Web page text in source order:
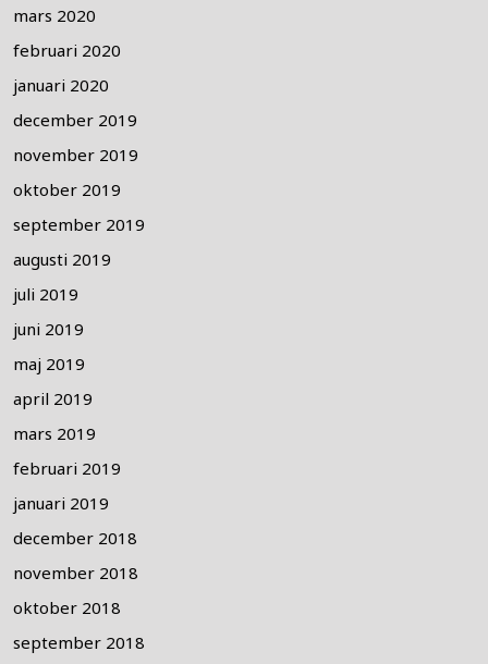
mars 2020
februari 2020
januari 2020
december 2019
november 2019
oktober 2019
september 2019
augusti 2019
juli 2019
juni 2019
maj 2019
april 2019
mars 2019
februari 2019
januari 2019
december 2018
november 2018
oktober 2018
september 2018